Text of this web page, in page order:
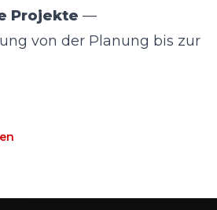
Projekte —
von der Planung bis zur